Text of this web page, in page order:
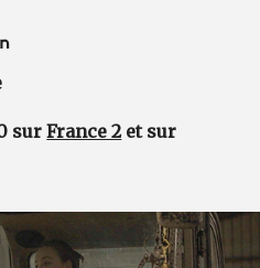
surFrance 2et sur